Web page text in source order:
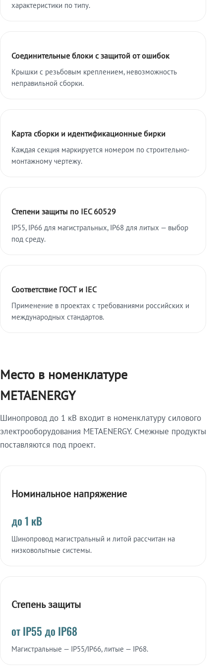
характеристики по типу.
Соединительные блоки с защитой от ошибок
Крышки с резьбовым креплением, невозможность
неправильной сборки.
Карта сборки и идентификационные бирки
Каждая секция маркируется номером по строительно-
монтажному чертежу.
Степени защиты по IEC 60529
IP55, IP66 для магистральных, IP68 для литых — выбор
под среду.
Соответствие ГОСТ и IEC
Применение в проектах с требованиями российских и
международных стандартов.
Место в номенклатуре
METAENERGY
Шинопровод до 1 кВ входит в номенклатуру силового
электрооборудования METAENERGY. Смежные продукты
поставляются под проект.
Номинальное напряжение
до 1 кВ
Шинопровод магистральный и литой рассчитан на
низковольтные системы.
Степень защиты
от IP55 до IP68
Магистральные — IP55/IP66, литые — IP68.